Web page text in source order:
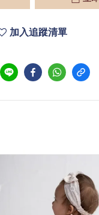
加入追蹤清單